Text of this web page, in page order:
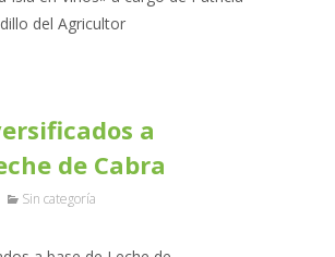
del Agricultor
a
de Cabra
Sin categoría